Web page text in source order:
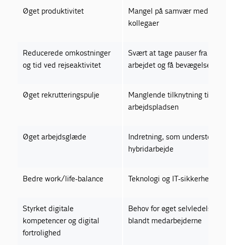
Øget produktivitet
Mangel på samvær med
kollegaer
Reducerede omkostninger
og tid ved rejseaktivitet
Svært at tage pauser fra
arbejdet og få bevægelse
Øget rekrutteringspulje
Manglende tilknytning til
arbejdspladsen
Øget arbejdsglæde
Indretning, som understøtter
hybridarbejde
Bedre work/life-balance Teknologi og IT-sikkerhed
Styrket digitale
kompetencer og digital
fortrolighed
Behov for øget selvledelse
blandt medarbejderne